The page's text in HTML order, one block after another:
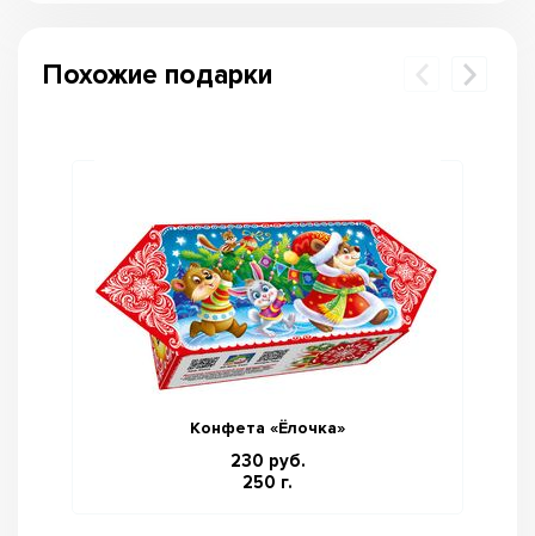
Похожие подарки
Конфета «Ёлочка»
230 руб.
250 г.